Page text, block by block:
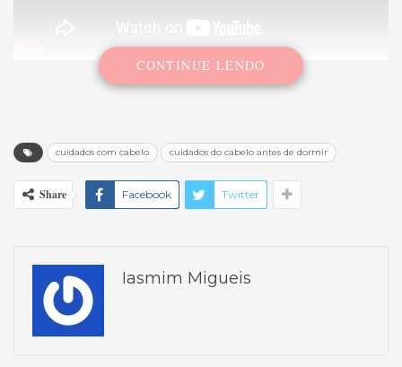
CONTINUE LENDO
cuidados com cabelo cuidados do cabelo antes de dormir
Share Facebook Twitter
Iasmim Migueis